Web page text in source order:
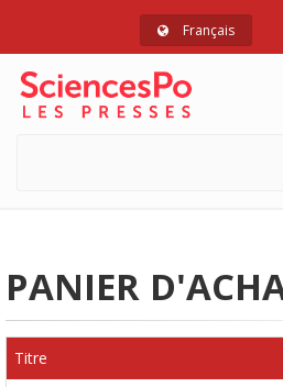
Français
PANIER
Titre